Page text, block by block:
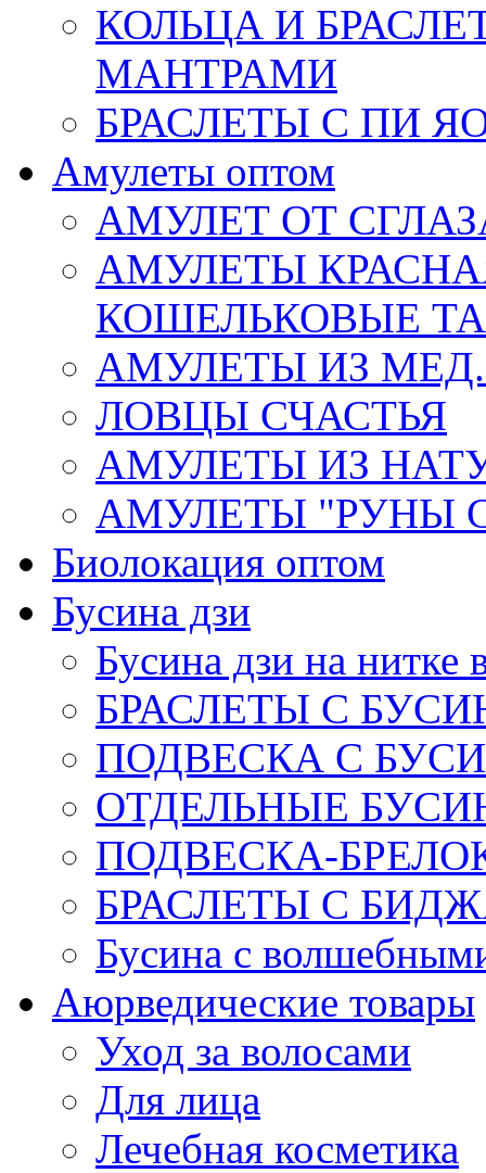
КОЛЬЦА И
МАНТРАМИ
БРАСЛЕТЫ С ПИ
Амулеты оптом
АМУЛЕТ ОТ
АМУЛЕТЫ
КОШЕЛЬКОВЫЕ
АМУЛЕТЫ ИЗ
ЛОВЦЫ СЧАСТЬЯ
АМУЛЕТЫ ИЗ
АМУЛЕТЫ "РУНЫ
Биолокация оптом
Бусина дзи
Бусина дзи на нитке
БРАСЛЕТЫ С
ПОДВЕСКА С
ОТДЕЛЬНЫЕ
ПОДВЕСКА-
БРАСЛЕТЫ С
Бусина с
Аюрведические товары
Уход за волосами
Для лица
Лечебная косметика